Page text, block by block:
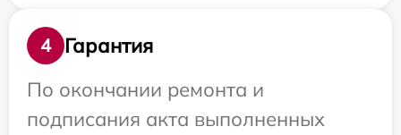
4
Гарантия
По окончании ремонта и
подписания акта выполненных